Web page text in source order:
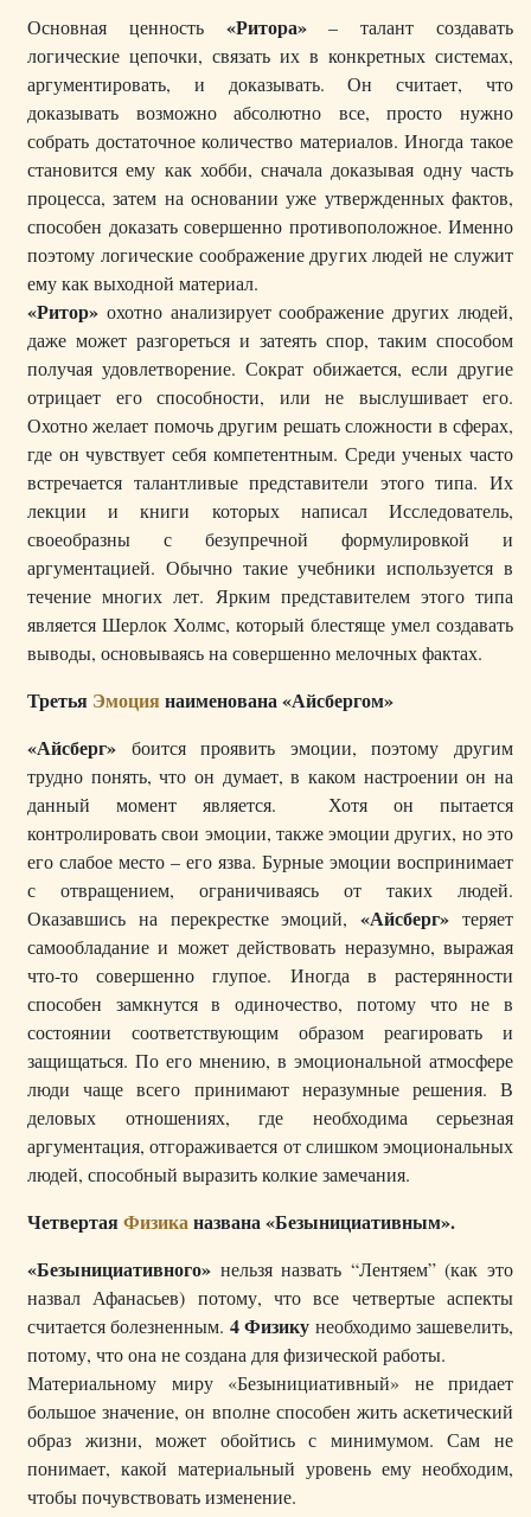
Основная ценность «Ритора»– талант создавать
логические цепочки, связать их в конкретных системах,
аргументировать, и доказывать. Он считает, что
доказывать возможно абсолютно все, просто нужно
собрать достаточное количество материалов. Иногда такое
становится ему как хобби, сначала доказывая одну часть
процесса, затем на основании уже утвержденных фактов,
способен доказать совершенно противоположное. Именно
поэтому логические соображение других людей не служит
ему как выходной материал.
«Ритор» охотно анализирует соображение других людей,
даже может разгореться и затеять спор, таким способом
получая удовлетворение. Сократ обижается, если другие
отрицает его способности, или не выслушивает его.
Охотно желает помочь другим решать сложности в сферах,
где он чувствует себя компетентным. Среди ученых часто
встречается талантливые представители этого типа. Их
лекции и книги которых написал Исследователь,
своеобразны с безупречной формулировкой и
аргументацией. Обычно такие учебники используется в
течение многих лет. Ярким представителем этого типа
является Шерлок Холмс, который блестяще умел создавать
выводы, основываясь на совершенно мелочных фактах.
Третья Эмоциянаименована «Айсбергом»
«Айсберг» боится проявить эмоции, поэтому другим
трудно понять, что он думает, в каком настроении он на
данный момент является. Хотя он пытается
контролировать свои эмоции, также эмоции других, но это
его слабое место – его язва. Бурные эмоции воспринимает
с отвращением, ограничиваясь от таких людей.
Оказавшись на перекрестке эмоций, «Айсберг»теряет
самообладание и может действовать неразумно, выражая
что-то совершенно глупое. Иногда в растерянности
способен замкнутся в одиночество, потому что не в
состоянии соответствующим образом реагировать и
защищаться. По его мнению, в эмоциональной атмосфере
люди чаще всего принимают неразумные решения. В
деловых отношениях, где необходима серьезная
аргументация, отгораживается от слишком эмоциональных
людей, способный выразить колкие замечания.
ЧетвертаяФизиканазвана «Безынициативным».
«Безынициативного» нельзя назвать “Лентяем” (как это
назвал Афанасьев) потому, что все четвертые аспекты
считается болезненным. 4 Физику необходимо зашевелить,
потому, что она не создана для физической работы.
Материальному миру «Безынициативный» не придает
большое значение, он вполне способен жить аскетический
образ жизни, может обойтись с минимумом. Сам не
понимает, какой материальный уровень ему необходим,
чтобы почувствовать изменение.